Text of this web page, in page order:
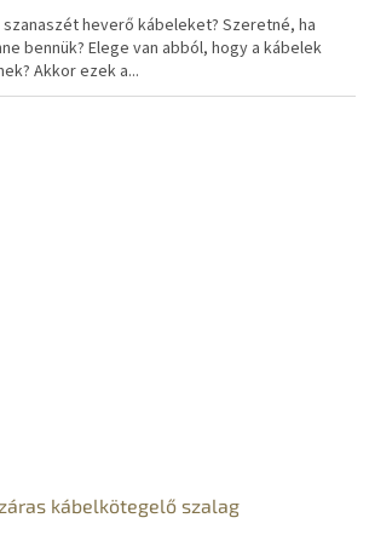
heverő kábeleket? Szeretné, ha
bennük? Elege van abból, hogy a kábelek
Akkor ezek a...
kábelkötegelő szalag